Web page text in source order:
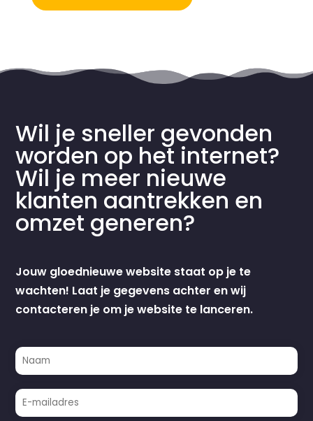
Wil je sneller gevonden
worden op het internet?
Wil je meer nieuwe
klanten aantrekken en
omzet generen?
Jouw gloednieuwe website staat op je te
wachten! Laat je gegevens achter en wij
contacteren je om je website te lanceren.